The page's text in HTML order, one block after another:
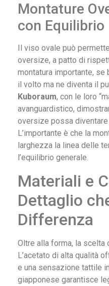
Montature
con Equilibrio
Il viso ovale può
oversize, a patto di
montatura importante, se
il volto ma ne diventa il
Kuboraum, con le loro
avanguardistico,
oversize possa
L’importante è che la
larghezza la linea delle
l’equilibrio generale.
Materiali e
Dettaglio
Differenza
Oltre alla forma, la scelta
L’acetato di alta qualità
e una sensazione tattile
giapponese garantisce